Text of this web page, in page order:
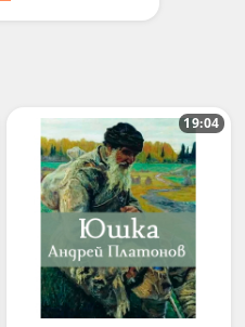
19:04